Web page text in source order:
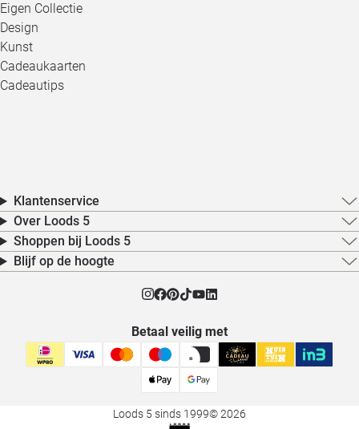
Eigen Collectie
Design
Kunst
Cadeaukaarten
Cadeautips
Klantenservice
Over Loods 5
Shoppen bij Loods 5
Blijf op de hoogte
Betaal veilig met
Loods 5 sinds 1999© 2026